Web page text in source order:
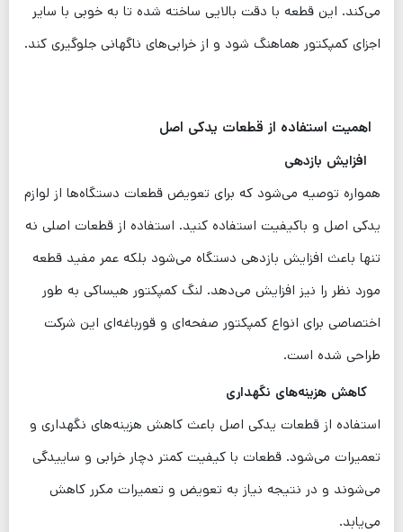
می‌کند. این قطعه با دقت بالایی ساخته شده تا به خوبی با سایر
اجزای کمپکتور هماهنگ شود و از خرابی‌های ناگهانی جلوگیری کند.
اهمیت استفاده از قطعات یدکی اصل
افزایش بازدهی
همواره توصیه می‌شود که برای تعویض قطعات دستگاه‌ها از لوازم
یدکی اصل و باکیفیت استفاده کنید. استفاده از قطعات اصلی نه
تنها باعث افزایش بازدهی دستگاه می‌شود بلکه عمر مفید قطعه
مورد نظر را نیز افزایش می‌دهد. لنگ کمپکتور هیساکی به طور
اختصاصی برای انواع کمپکتور صفحه‌ای و قورباغه‌ای این شرکت
طراحی شده است.
کاهش هزینه‌های نگهداری
استفاده از قطعات یدکی اصل باعث کاهش هزینه‌های نگهداری و
تعمیرات می‌شود. قطعات با کیفیت کمتر دچار خرابی و ساییدگی
می‌شوند و در نتیجه نیاز به تعویض و تعمیرات مکرر کاهش
می‌یابد.